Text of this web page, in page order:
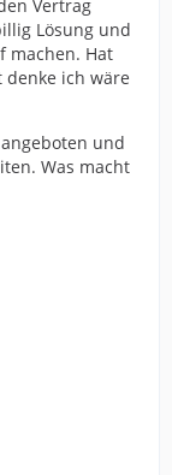
Vertrag
Lösung und
machen. Hat
denke ich wäre
und
Was macht